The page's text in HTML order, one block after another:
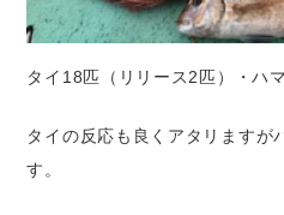
タイ18匹（リリース2匹）・ハ
タイの反応も良くアタリますが
す。